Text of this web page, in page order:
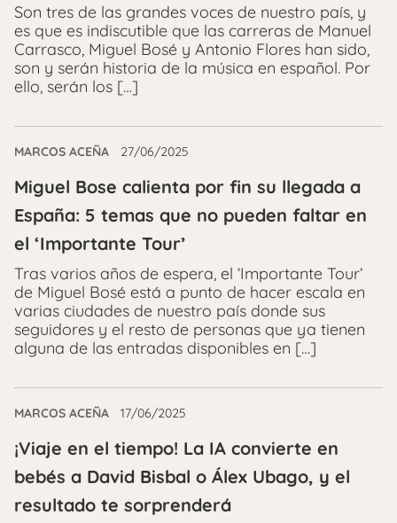
Son tres de las grandes voces de nuestro país, y
es que es indiscutible que las carreras de Manuel
Carrasco, Miguel Bosé y Antonio Flores han sido,
son y serán historia de la música en español. Por
ello, serán los […]
MARCOS ACEÑA 27/06/2025
Miguel Bose calienta por fin su llegada a
España: 5 temas que no pueden faltar en
el ‘Importante Tour’
Tras varios años de espera, el ‘Importante Tour’
de Miguel Bosé está a punto de hacer escala en
varias ciudades de nuestro país donde sus
seguidores y el resto de personas que ya tienen
alguna de las entradas disponibles en […]
MARCOS ACEÑA 17/06/2025
¡Viaje en el tiempo! La IA convierte en
bebés a David Bisbal o Álex Ubago, y el
resultado te sorprenderá